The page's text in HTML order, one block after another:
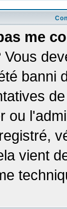
me
banni
ou
vient